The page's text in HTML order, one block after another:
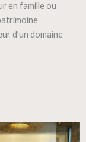
en famille ou
d’un domaine